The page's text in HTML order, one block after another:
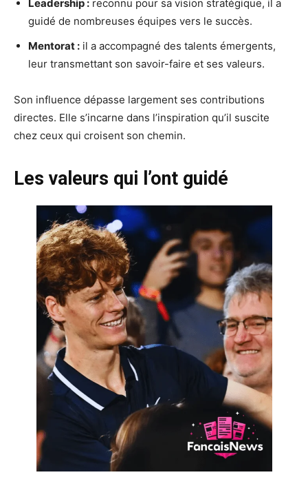
Leadership : reconnu pour sa vision stratégique, il a
guidé de nombreuses équipes vers le succès.
Mentorat : il a accompagné des talents émergents,
leur transmettant son savoir-faire et ses valeurs.
Son influence dépasse largement ses contributions
directes. Elle s’incarne dans l’inspiration qu’il suscite
chez ceux qui croisent son chemin.
Les valeurs qui l’ont guidé